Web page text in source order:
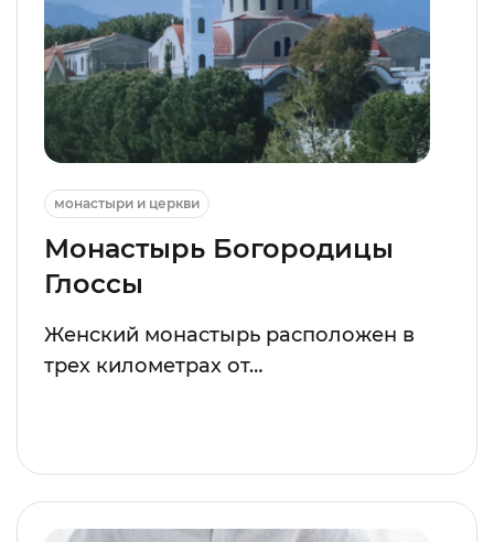
монастыри и церкви
Монастырь Богородицы
Глоссы
Женский монастырь расположен в
трех километрах от…